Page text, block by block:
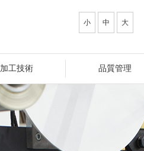
小 中 大
加工技術 品質管理